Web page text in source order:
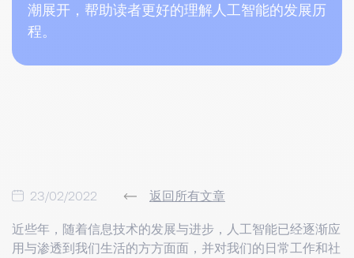
潮展开，帮助读者更好的理解人工智能的发展历
程。
23/02/2022 返回所有文章
近些年，随着信息技术的发展与进步，人工智能已经逐渐应
用与渗透到我们生活的方方面面，并对我们的日常工作和社